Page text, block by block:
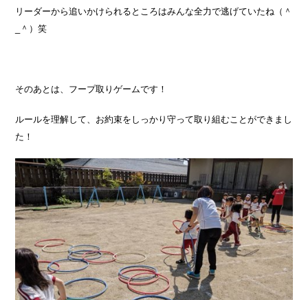
リーダーから追いかけられるところはみんな全力で逃げていたね（＾
_＾）笑
そのあとは、フープ取りゲームです！
ルールを理解して、お約束をしっかり守って取り組むことができまし
た！